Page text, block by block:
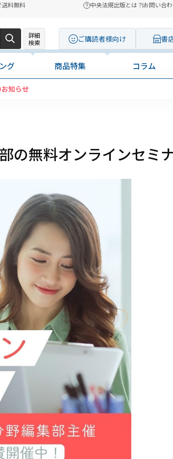
料無料 中央法規出版とは？お問い合
詳細
検索
ご購読者様向け 書
グ 商品特集 コラム
お知らせ
の無料オンラインセミ